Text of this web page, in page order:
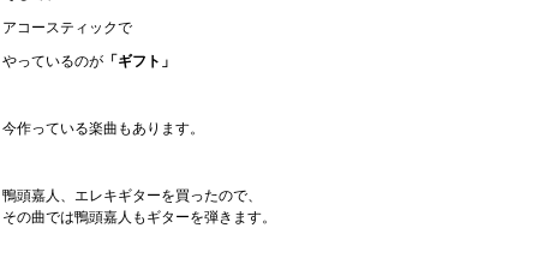
アコースティックで
やっているのが 「ギフト」
今作っている楽曲もあります。
鴨頭嘉人、エレキギターを買ったので、
その曲では鴨頭嘉人もギターを弾きます。